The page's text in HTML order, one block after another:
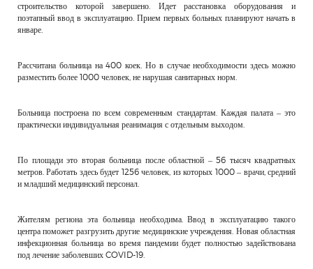
строительство которой завершено. Идет расстановка оборудования и
поэтапный ввод в эксплуатацию. Прием первых больных планируют начать в
январе.
Рассчитана больница на 400 коек. Но в случае необходимости здесь можно
разместить более 1000 человек, не нарушая санитарных норм.
Больница построена по всем современным стандартам. Каждая палата – это
практически индивидуальная реанимация с отдельным выходом.
По площади это вторая больница после областной – 56 тысяч квадратных
метров. Работать здесь будет 1256 человек, из которых 1000 – врачи, средний
и младший медицинский персонал.
Жителям региона эта больница необходима. Ввод в эксплуатацию такого
центра поможет разгрузить другие медицинские учреждения. Новая областная
инфекционная больница во время пандемии будет полностью задействована
под лечение заболевших COVID-19.